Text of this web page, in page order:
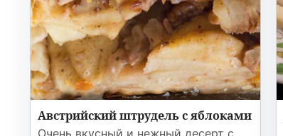
Австрийский штрудель с яблоками
Очень вкусный и нежный десерт с